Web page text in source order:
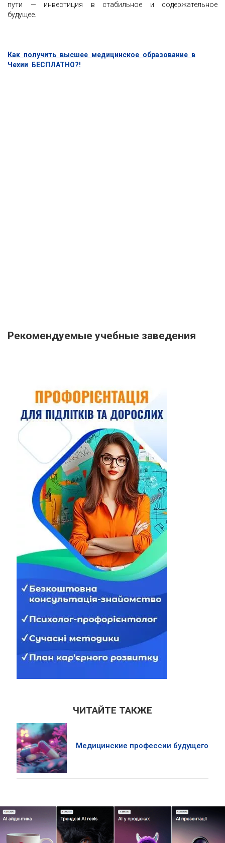
пути — инвестиция в стабильное и содержательное
будущее.
Как получить высшее медицинское образование в
Чехии БЕСПЛАТНО?!
Рекомендуемые учебные заведения
ЧИТАЙТЕ ТАКЖЕ
Медицинские профессии будущего